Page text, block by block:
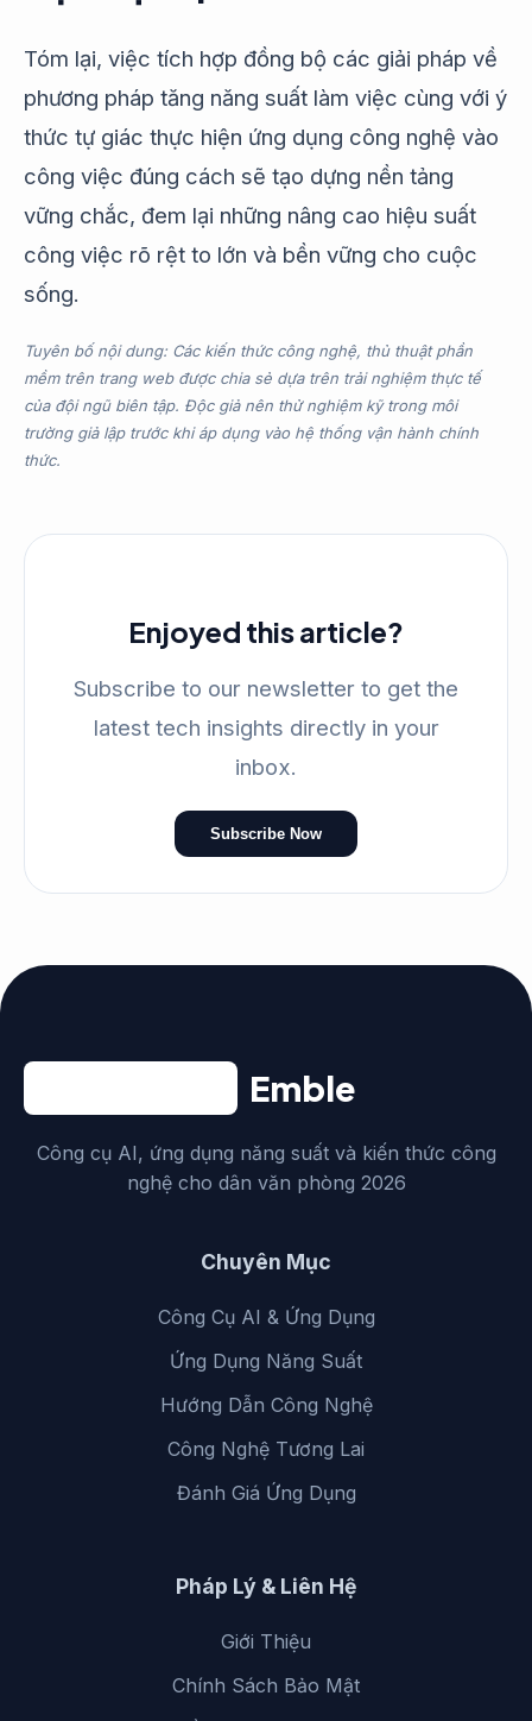
Tóm lại, việc tích hợp đồng bộ các giải pháp về
phương pháp tăng năng suất làm việc cùng với ý
thức tự giác thực hiện ứng dụng công nghệ vào
công việc đúng cách sẽ tạo dựng nền tảng
vững chắc, đem lại những nâng cao hiệu suất
công việc rõ rệt to lớn và bền vững cho cuộc
sống.
Tuyên bố nội dung: Các kiến thức công nghệ, thủ thuật phần
mềm trên trang web được chia sẻ dựa trên trải nghiệm thực tế
của đội ngũ biên tập. Độc giả nên thử nghiệm kỹ trong môi
trường giả lập trước khi áp dụng vào hệ thống vận hành chính
thức.
Enjoyed this article?
Subscribe to our newsletter to get the
latest tech insights directly in your
inbox.
Subscribe Now
Emble
Công cụ AI, ứng dụng năng suất và kiến thức công
nghệ cho dân văn phòng 2026
Chuyên Mục
Công Cụ AI & Ứng Dụng
Ứng Dụng Năng Suất
Hướng Dẫn Công Nghệ
Công Nghệ Tương Lai
Đánh Giá Ứng Dụng
Pháp Lý & Liên Hệ
Giới Thiệu
Chính Sách Bảo Mật